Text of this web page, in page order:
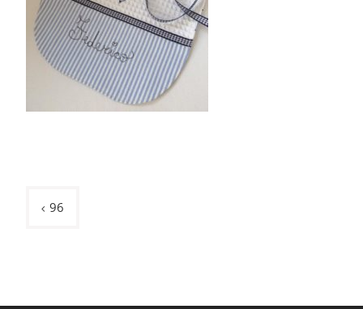
Navigazione
96